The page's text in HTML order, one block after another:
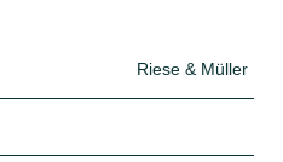
Riese & Müller